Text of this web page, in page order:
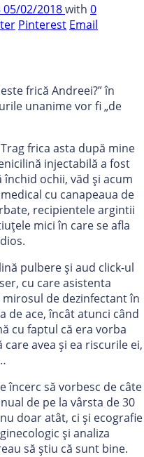
05/02/2018with 0
Pinterest Email
frică Andreei?” în
unanime vor fi „de
frica asta după mine
injectabilă a fost
ochii, văd și acum
cu canapeaua de
recipientele argintii
mici în care se afla
pulbere și aud click-ul
cu care asistenta
de dezinfectant în
de ace, încât atunci când
cu faptul că era vorba
avea și ea riscurile ei,
încerc să vorbesc de câte
de pe la vârsta de 30
doar atât, ci și ecografie
și analiza
să știu că sunt bine.